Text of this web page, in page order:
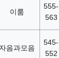
이룸
555-
563
자음과모음
545-
552